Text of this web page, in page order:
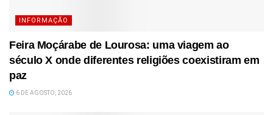
INFORMAÇÃO
Feira Moçárabe de Lourosa: uma viagem ao
século X onde diferentes religiões coexistiram em
paz
6 DE AGOSTO, 2026